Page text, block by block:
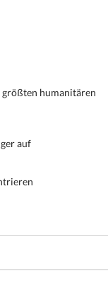
größten humanitären
auf